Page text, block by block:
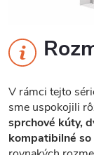
V rámci tejto
sme uspokojili
sprchové kúty,
kompatibilné so